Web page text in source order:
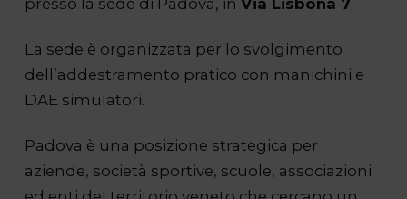
presso la sede di Padova, in Via Lisbona 7.
La sede è organizzata per lo svolgimento
dell’addestramento pratico con manichini e
DAE simulatori.
Padova è una posizione strategica per
aziende, società sportive, scuole, associazioni